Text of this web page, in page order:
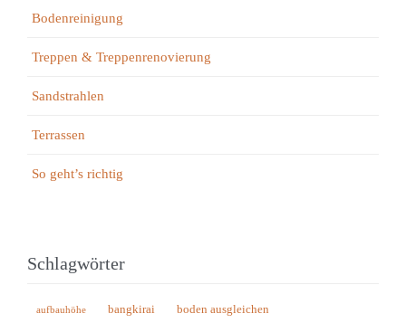
Bodenreinigung
Treppen & Treppenrenovierung
Sandstrahlen
Terrassen
So geht’s richtig
Schlagwörter
aufbauhöhe bangkirai boden ausgleichen